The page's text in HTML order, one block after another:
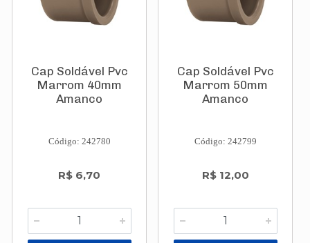
Cap Soldável Pvc
Marrom 40mm
Amanco
Código: 242780
R$ 6,70
Cap Soldável Pvc
Marrom 50mm
Amanco
Código: 242799
R$ 12,00